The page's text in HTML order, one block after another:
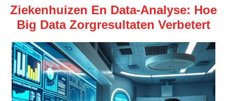
Ziekenhuizen En Data-Analyse: Hoe
Big Data Zorgresultaten Verbetert